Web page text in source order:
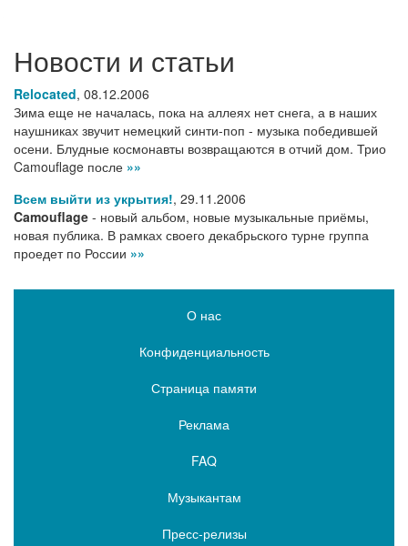
Новости и статьи
Relocated, 08.12.2006
Зима еще не началась, пока на аллеях нет снега, а в наших
наушниках звучит немецкий синти-поп - музыка победившей
осени. Блудные космонавты возвращаются в отчий дом. Трио
Camouflage после »»
Всем выйти из укрытия!, 29.11.2006
Camouflage - новый альбом, новые музыкальные приёмы,
новая публика. В рамках своего декабрьского турне группа
проедет по России »»
О нас
Конфиденциальность
Страница памяти
Реклама
FAQ
Музыкантам
Пресс-релизы